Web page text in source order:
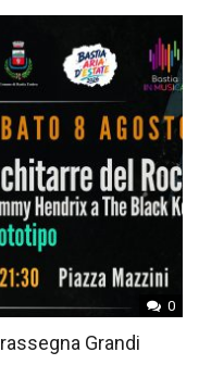
0
Grandi